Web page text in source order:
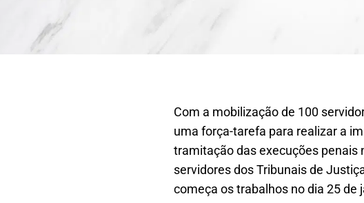
Com a mobilização de 100
uma força-tarefa para realizar a
tramitação das execuções penais
servidores dos Tribunais de
começa os trabalhos no dia 25 de